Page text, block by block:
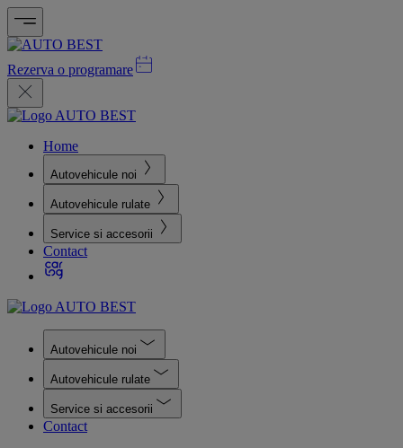
Rezerva o programare
Home
Autovehicule noi
Autovehicule rulate
Service si accesorii
Contact
Autovehicule noi
Autovehicule rulate
Service si accesorii
Contact